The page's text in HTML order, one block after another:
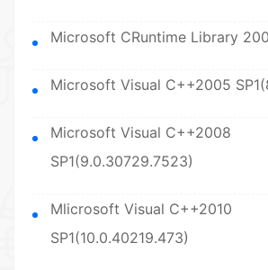
Microsoft CRuntime Library
Microsoft Visual C++2005
Microsoft Visual C++2008
SP1(9.0.30729.7523)
Mlicrosoft Visual C++2010
SP1(10.0.40219.473)